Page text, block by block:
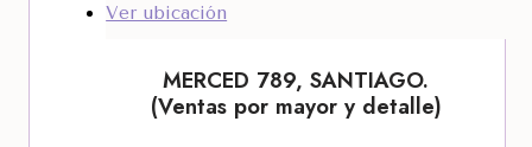
Ver ubicación
MERCED 789, SANTIAGO.
(Ventas por mayor y detalle)